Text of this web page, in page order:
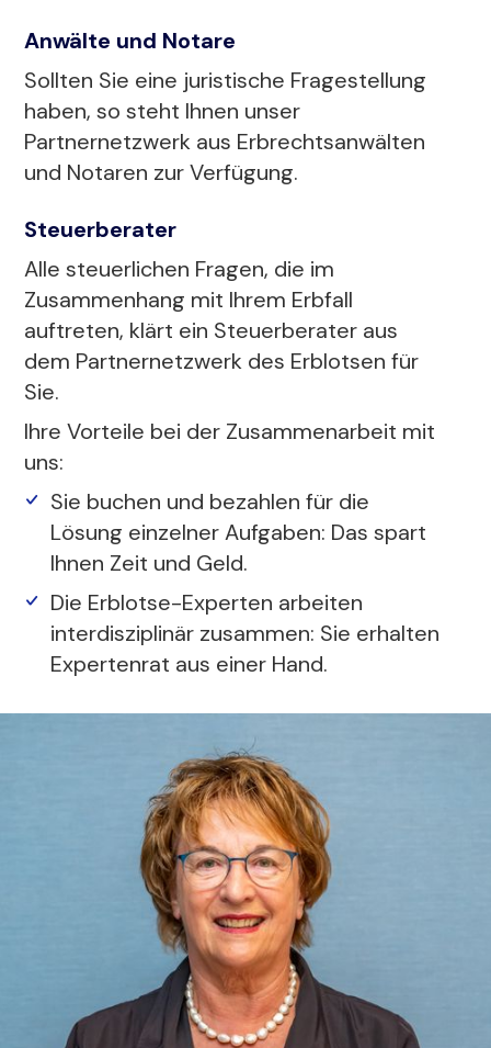
Anwälte und Notare
Sollten Sie eine juristische Fragestellung
haben, so steht Ihnen unser
Partnernetzwerk aus Erbrechtsanwälten
und Notaren zur Verfügung.
Steuerberater
Alle steuerlichen Fragen, die im
Zusammenhang mit Ihrem Erbfall
auftreten, klärt ein Steuerberater aus
dem Partnernetzwerk des Erblotsen für
Sie.
Ihre Vorteile bei der Zusammenarbeit mit
uns:
Sie buchen und bezahlen für die
Lösung einzelner Aufgaben: Das spart
Ihnen Zeit und Geld.
Die Erblotse-Experten arbeiten
interdisziplinär zusammen: Sie erhalten
Expertenrat aus einer Hand.